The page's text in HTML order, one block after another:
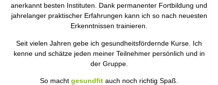
anerkannt besten Instituten. Dank permanenter Fortbildung und
jahrelanger praktischer Erfahrungen kann ich so nach neuesten
Erkenntnissen trainieren.
Seit vielen Jahren gebe ich gesundheitsfördernde Kurse. Ich
kenne und schätze jeden meiner Teilnehmer persönlich und in
der Gruppe.
So macht gesundfit auch noch richtig Spaß.